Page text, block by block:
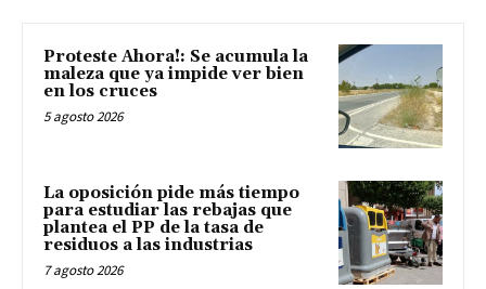
Proteste Ahora!: Se acumula la
maleza que ya impide ver bien
en los cruces
5 agosto 2026
La oposición pide más tiempo
para estudiar las rebajas que
plantea el PP de la tasa de
residuos a las industrias
7 agosto 2026